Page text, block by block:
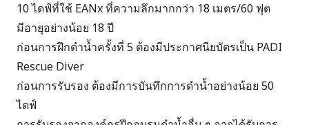
10 ไดฟ์ที่ใช้ EANx ที่ความลึกมากกว่า 18 เมตร/60 ฟุต
มีอายุอย่างน้อย 18 ปี
ก่อนการฝึกดําน้ำครั้งที่ 5 ต้องมีประกาศนียบัตรเป็น PADI
Rescue Diver
ก่อนการรับรอง ต้องมีการบันทึกการดําน้ำอย่างน้อย 50
ไดฟ์